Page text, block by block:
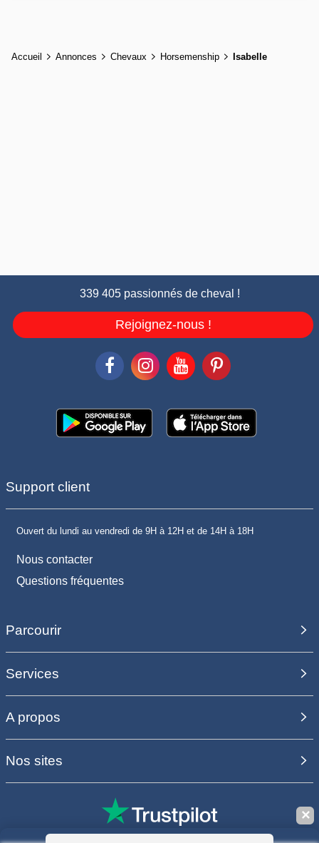
Accueil Annonces Chevaux Horsemenship Isabelle
339 405 passionnés de cheval !
Rejoignez-nous !
Support client
Ouvert du lundi au vendredi de 9H à 12H et de 14H à 18H
Nous contacter
Questions fréquentes
Parcourir
Services
A propos
Nos sites
✕